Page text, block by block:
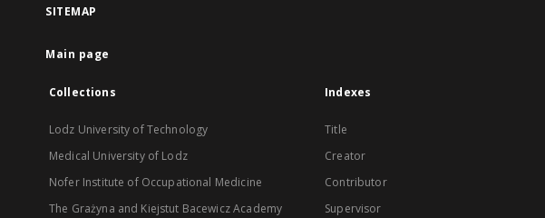
SITEMAP
Main page
Collections
Lodz University of Technology
Medical University of Lodz
Nofer Institute of Occupational Medicine
The Grażyna and Kiejstut Bacewicz Academy
Indexes
Title
Creator
Contributor
Supervisor